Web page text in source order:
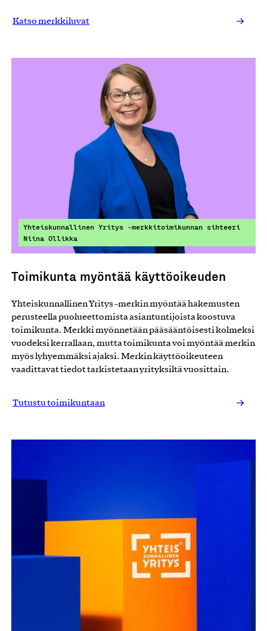
Katso merkkiluvat
Toimikunta myöntää käyttöoikeuden
Yhteiskunnallinen Yritys -merkin myöntää hakemusten
perusteella puolueettomista asiantuntijoista koostuva
toimikunta. Merkki myönnetään pääsääntöisesti kolmeksi
vuodeksi kerrallaan, mutta toimikunta voi myöntää merkin
myös lyhyemmäksi ajaksi. Merkin käyttöoikeuteen
vaadittavat tiedot tarkistetaan yrityksiltä vuosittain.
Tutustu toimikuntaan
Yhteiskunnallinen Yritys -merkkitoimikunnan sihteeri
Niina Ollikka